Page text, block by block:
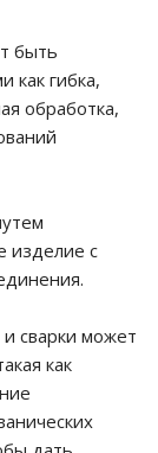
быть
как гибка,
обработка,
изделие с
сварки может
как